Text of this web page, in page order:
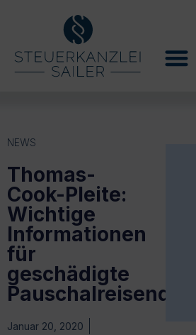
NEWS
Thomas-
Cook-Pleite:
Wichtige
Informationen
für
geschädigte
Pauschalreisende
Januar 20, 2020